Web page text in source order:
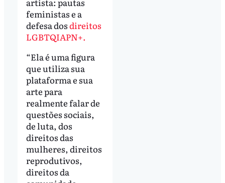
feministas e a
defesa dosdireitos
LGBTQIAPN+.
“Ela é uma figura
que utiliza sua
plataforma e sua
arte para
realmente falar de
questões sociais,
de luta, dos
direitos das
mulheres, direitos
reprodutivos,
direitos da